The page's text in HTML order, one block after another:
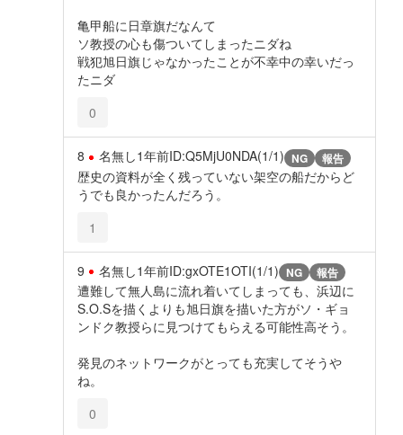
亀甲船に日章旗だなんて
ソ教授の心も傷ついてしまったニダね
戦犯旭日旗じゃなかったことが不幸中の幸いだっ
たニダ
0
8 名無し1年前ID:Q5MjU0NDA(1/1) NG 報告
歴史の資料が全く残っていない架空の船だからど
うでも良かったんだろう。
1
9 名無し1年前ID:gxOTE1OTI(1/1) NG 報告
遭難して無人島に流れ着いてしまっても、浜辺に
S.O.Sを描くよりも旭日旗を描いた方がソ・ギョ
ンドク教授らに見つけてもらえる可能性高そう。
発見のネットワークがとっても充実してそうや
ね。
0